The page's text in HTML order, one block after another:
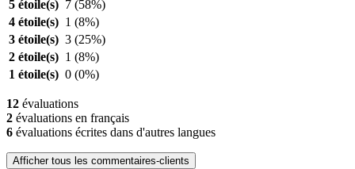
5 étoile(s) 7 (58%)
4 étoile(s) 1 (8%)
3 étoile(s) 3 (25%)
2 étoile(s) 1 (8%)
1 étoile(s) 0 (0%)
12 évaluations
2 évaluations en français
6 évaluations écrites dans d'autres langues
Afficher tous les commentaires-clients